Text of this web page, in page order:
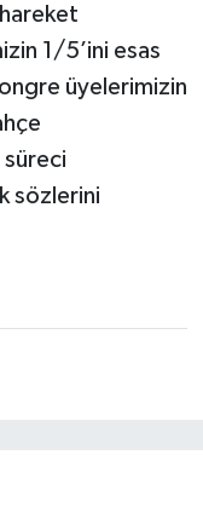
1/5’ini esas
üyelerimizin
süreci
sözlerini